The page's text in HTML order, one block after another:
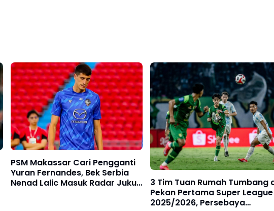
PSM Makassar Cari Pengganti
Yuran Fernandes, Bek Serbia
Nenad Lalic Masuk Radar Juku
3 Tim Tuan Rumah Tumbang
Pekan Pertama Super League
2025/2026, Persebaya